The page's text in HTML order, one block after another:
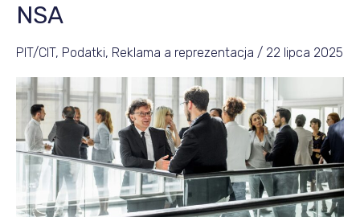
NSA
PIT/CIT, Podatki, Reklama a reprezentacja / 22 lipca 2025
to
zawsze
koszty
reprezentacji
nowy
wyrok
NSA